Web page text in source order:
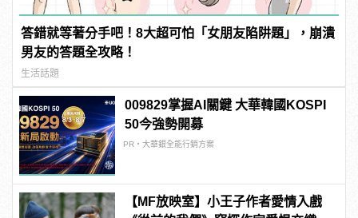
答錯就等著分手吧！8大超可怕「女朋友陷阱題」，崩潰
男友的答題全攻略！
生活話題
009829掌握AI關鍵 大華韓國KOSPI
50今強勢開募
PR・大華銀全能行銷方案
【MF放映室】小王子作者愛情入戲